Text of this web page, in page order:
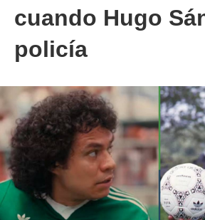
cuando Hugo
policía